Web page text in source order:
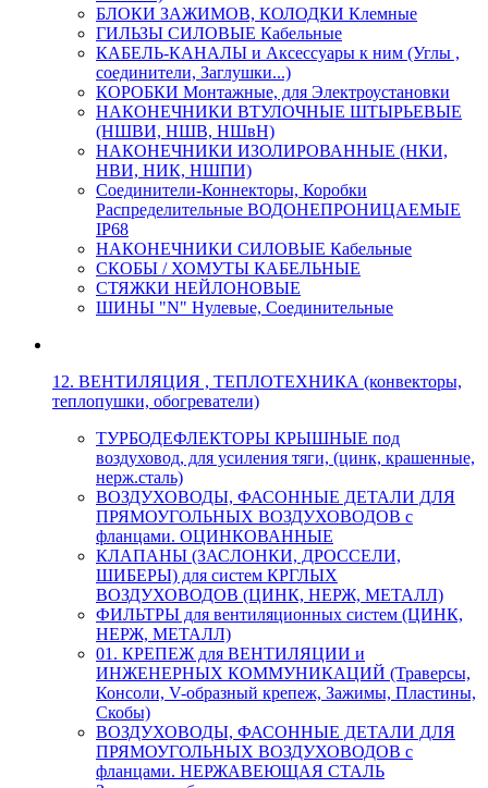
БЛОКИ ЗАЖИМОВ, КОЛОДКИ Клемные
ГИЛЬЗЫ СИЛОВЫЕ Кабельные
КАБЕЛЬ-КАНАЛЫ и Аксессуары к ним (Углы ,
соединители, Заглушки...)
КОРОБКИ Монтажные, для Электроустановки
НАКОНЕЧНИКИ ВТУЛОЧНЫЕ ШТЫРЬЕВЫЕ
(НШВИ, НШВ, НШвН)
НАКОНЕЧНИКИ ИЗОЛИРОВАННЫЕ (НКИ,
НВИ, НИК, НШПИ)
Соединители-Коннекторы, Коробки
Распределительные ВОДОНЕПРОНИЦАЕМЫЕ
IP68
НАКОНЕЧНИКИ СИЛОВЫЕ Кабельные
СКОБЫ / ХОМУТЫ КАБЕЛЬНЫЕ
СТЯЖКИ НЕЙЛОНОВЫЕ
ШИНЫ "N" Нулевые, Соединительные
12. ВЕНТИЛЯЦИЯ , ТЕПЛОТЕХНИКА (конвекторы,
теплопушки, обогреватели)
ТУРБОДЕФЛЕКТОРЫ КРЫШНЫЕ под
воздуховод, для усиления тяги, (цинк, крашенные,
нерж.сталь)
ВОЗДУХОВОДЫ, ФАСОННЫЕ ДЕТАЛИ ДЛЯ
ПРЯМОУГОЛЬНЫХ ВОЗДУХОВОДОВ с
фланцами. ОЦИНКОВАННЫЕ
КЛАПАНЫ (ЗАСЛОНКИ, ДРОССЕЛИ,
ШИБЕРЫ) для систем КРГЛЫХ
ВОЗДУХОВОДОВ (ЦИНК, НЕРЖ, МЕТАЛЛ)
ФИЛЬТРЫ для вентиляционных систем (ЦИНК,
НЕРЖ, МЕТАЛЛ)
01. КРЕПЕЖ для ВЕНТИЛЯЦИИ и
ИНЖЕНЕРНЫХ КОММУНИКАЦИЙ (Траверсы,
Консоли, V-образный крепеж, Зажимы, Пластины,
Скобы)
ВОЗДУХОВОДЫ, ФАСОННЫЕ ДЕТАЛИ ДЛЯ
ПРЯМОУГОЛЬНЫХ ВОЗДУХОВОДОВ с
фланцами. НЕРЖАВЕЮЩАЯ СТАЛЬ